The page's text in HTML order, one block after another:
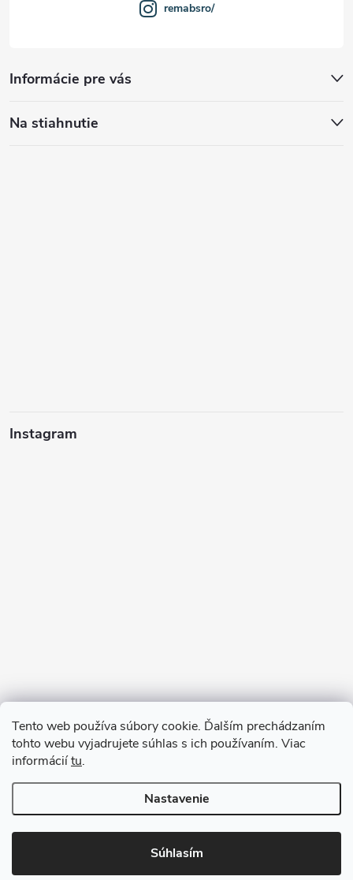
Tento web používa súbory cookie. Ďalším prechádzaním
tohto webu vyjadrujete súhlas s ich používaním. Viac
informáciítu.
Nastavenie
Súhlasím
Informácie pre vás
Na stiahnutie
Instagram
Sledovať na Instagrame
remabsro/
Copyright 2026remab.sk. Všetky práva vyhradené.